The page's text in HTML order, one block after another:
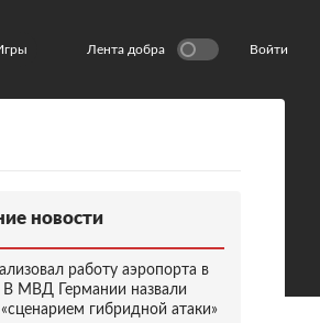
Лента добра Войти
новости
работу аэропорта в
В МВД Германии назвали
гибридной атаки»